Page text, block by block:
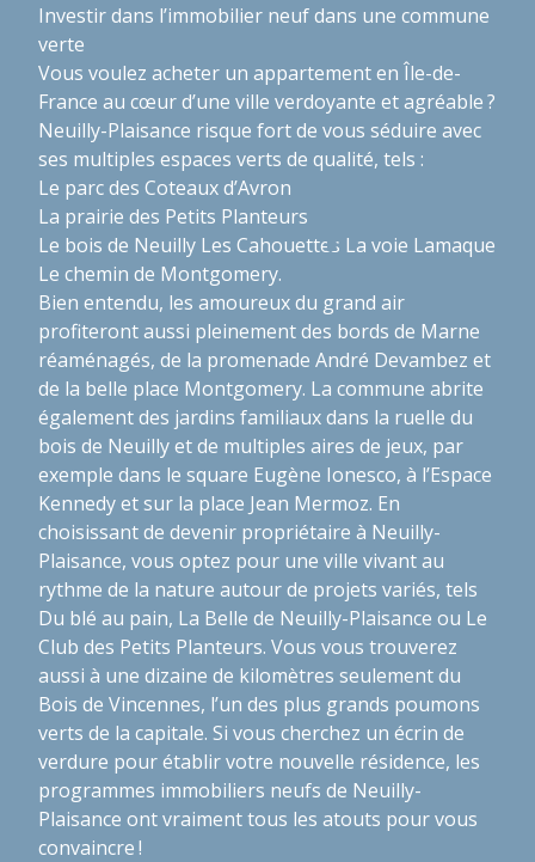
Investir dans l’immobilier neuf dans une commune
verte
Vous voulez acheter un appartement en Île-de-
France au cœur d’une ville verdoyante et agréable ?
Neuilly-Plaisance risque fort de vous séduire avec
ses multiples espaces verts de qualité, tels :
Le parc des Coteaux d’Avron
La prairie des Petits Planteurs
Le bois de Neuilly Les Cahouettes La voie Lamaque
Le chemin de Montgomery.
Bien entendu, les amoureux du grand air
profiteront aussi pleinement des bords de Marne
réaménagés, de la promenade André Devambez et
de la belle place Montgomery. La commune abrite
également des jardins familiaux dans la ruelle du
bois de Neuilly et de multiples aires de jeux, par
exemple dans le square Eugène Ionesco, à l’Espace
Kennedy et sur la place Jean Mermoz. En
choisissant de devenir propriétaire à Neuilly-
Plaisance, vous optez pour une ville vivant au
rythme de la nature autour de projets variés, tels
Du blé au pain, La Belle de Neuilly-Plaisance ou Le
Club des Petits Planteurs. Vous vous trouverez
aussi à une dizaine de kilomètres seulement du
Bois de Vincennes, l’un des plus grands poumons
verts de la capitale. Si vous cherchez un écrin de
verdure pour établir votre nouvelle résidence, les
programmes immobiliers neufs de Neuilly-
Plaisance ont vraiment tous les atouts pour vous
convaincre !